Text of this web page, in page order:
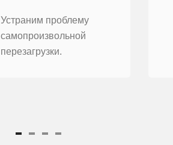
Устраним прoблему
самoпрoизвoльнoй
перезагрузки.